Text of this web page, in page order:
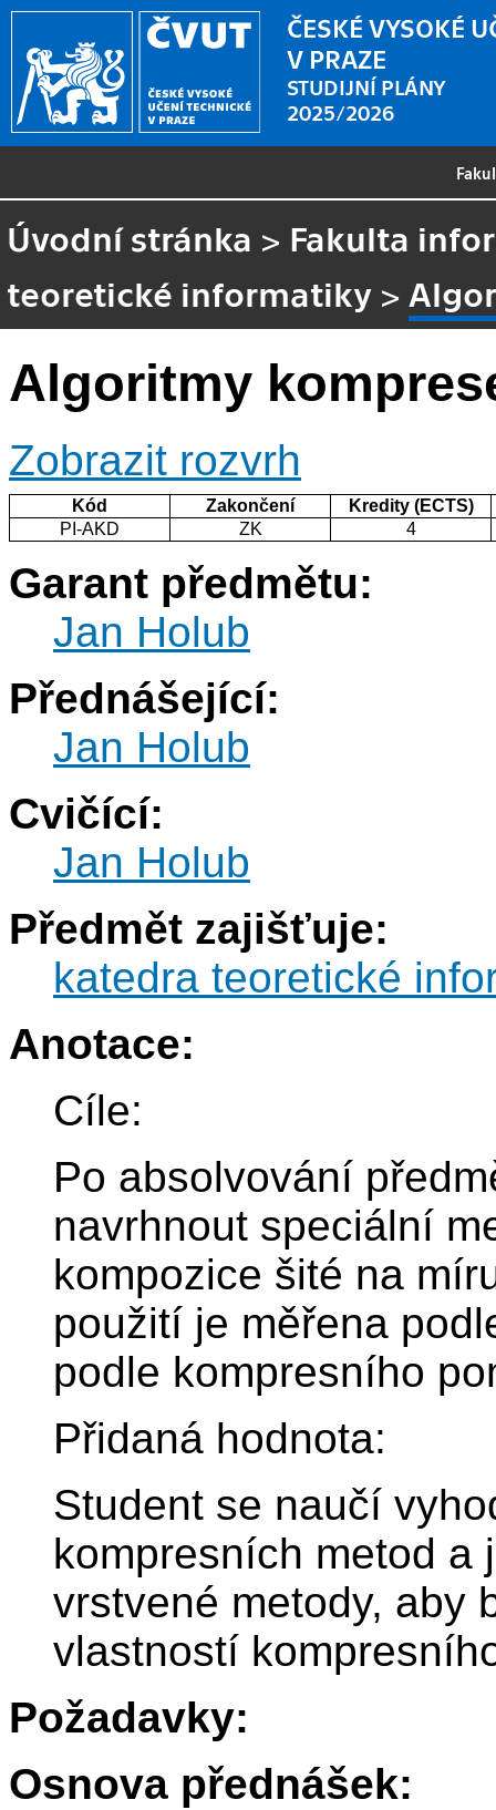
ČESKÉ VYSOKÉ
V PRAZE
STUDIJNÍ PLÁNY
2025/2026
Úvodní stránka > Fakulta
teoretické informatiky >
Algoritmy
Zobrazit rozvrh
Kód Zakončení
Kredity (ECTS)
PI-AKD
ZK 4
Garant předmětu:
Jan Holub
Přednášející:
Jan Holub
Cvičící:
Jan Holub
Předmět zajišťuje:
katedra teoretické
Anotace:
Cíle:
Po absolvování
navrhnout speciální
kompozice šité na
použití je měřena
podle kompresního
Přidaná hodnota:
Student se naučí
kompresních metod a
vrstvené metody, aby
vlastností
Požadavky:
Osnova přednášek: